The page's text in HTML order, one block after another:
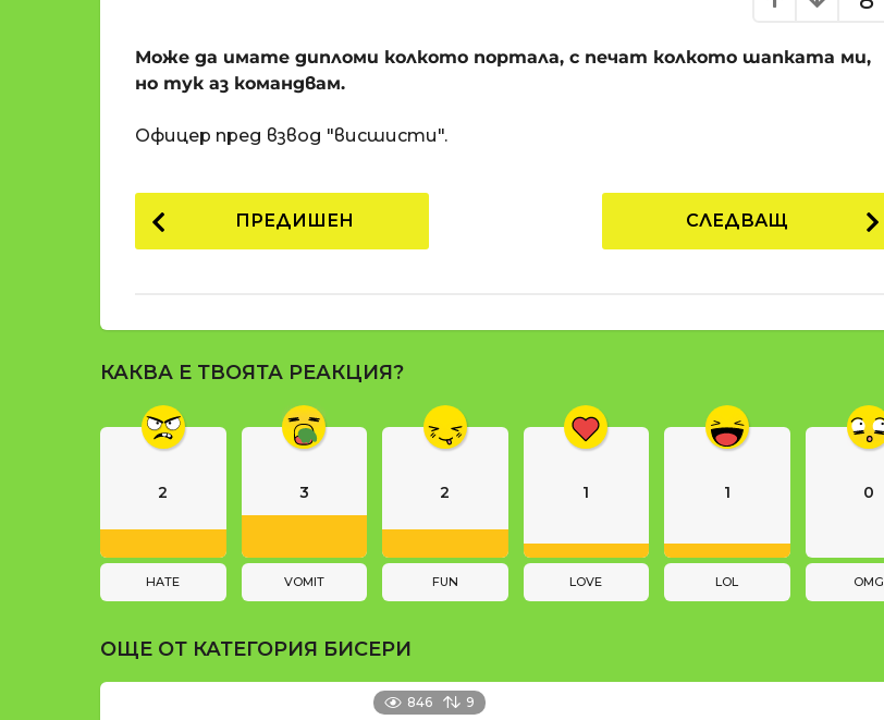
п
д
о
н
и
р
е
a
t
Може да имате дипломи колкото портала, с печат колкото шапката ми,
но тук аз командвам.
Офицер пред взвод "висшисти".
P
o
a
g
a
t
i
n
ПРЕДИШЕН СЛЕДВАЩ
КАКВА Е ТВОЯТА РЕАКЦИЯ?
2
HATE
3
VOMIT
2
FUN
1
LOVE
1
LOL
0
OMG
ОЩЕ ОТ КАТЕГОРИЯ БИСЕРИ
846 9